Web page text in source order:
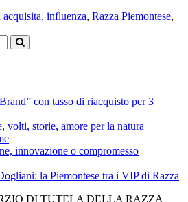
, influenza, Razza Piemontese,
con tasso di riacquisto per 3
volti, storie, amore per la natura
innovazione o compromesso
la Piemontese tra i VIP di Razza
DI TUTELA DELLA RAZZA